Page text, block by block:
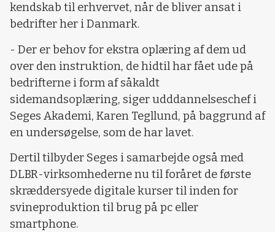
kendskab til erhvervet, når de bliver ansat i
bedrifter her i Danmark.
- Der er behov for ekstra oplæring af dem ud
over den instruktion, de hidtil har fået ude på
bedrifterne i form af såkaldt
sidemandsoplæring, siger udddannelseschef i
Seges Akademi, Karen Tegllund, på baggrund af
en undersøgelse, som de har lavet.
Dertil tilbyder Seges i samarbejde også med
DLBR-virksomhederne nu til foråret de første
skræddersyede digitale kurser til inden for
svineproduktion til brug på pc eller
smartphone.